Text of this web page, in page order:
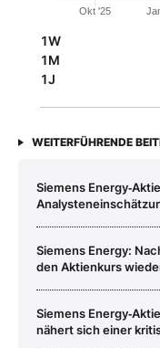
Okt '25
1W
1M
1J
WEITERFÜHRENDE
Siemens
Siemens Energy:
den Aktienkurs
Siemens
nähert sich einer